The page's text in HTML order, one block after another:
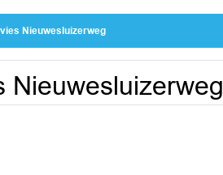
Nieuwesluizerweg
Nieuwesluizerweg